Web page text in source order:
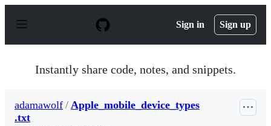
p
Sign in Sign up
Instantly share code, notes, and snippets.
adamawolf / Apple_mobile_device_types
.txt